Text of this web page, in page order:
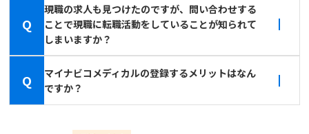
Q
現職の求人も見つけたのですが、問い合わせする
ことで現職に転職活動をしていることが知られて
しまいますか？
Q
マイナビコメディカルの登録するメリットはなん
ですか？